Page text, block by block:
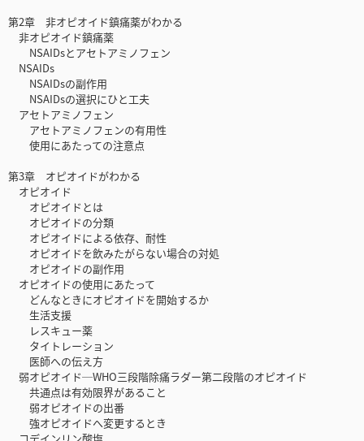
第2章 非オピオイド鎮痛薬がわかる
非オピオイド鎮痛薬
NSAIDsとアセトアミノフェン
NSAIDs
NSAIDsの副作用
NSAIDsの選択にひと工夫
アセトアミノフェン
アセトアミノフェンの有用性
使用にあたっての注意点
第3章 オピオイドがわかる
オピオイド
オピオイドとは
オピオイドの分類
オピオイドによる依存、耐性
オピオイドを飲みたがらない場合の対処
オピオイドの副作用
オピオイドの使用にあたって
どんなときにオピオイドを開始するか
生活支援
レスキュー薬
タイトレーション
医師への伝え方
弱オピオイド─WHO三段階除痛ラダー第二段階のオピオイド
共通点は有効限界があること
弱オピオイドの出番
強オピオイドへ変更するとき